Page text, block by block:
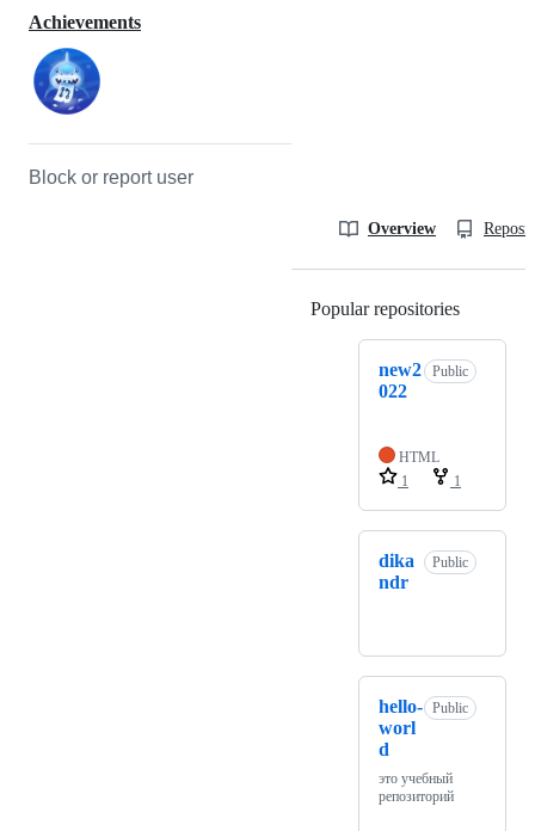
Achievements
Block or report user
Overview
Popular repositories
new2
022
Public
HTML
1
1
dika
ndr
Public
hello-
worl
d
Public
это учебный
репозиторий